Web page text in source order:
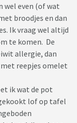
wel even (of wat
broodjes en dan
Ik vraag wel altijd
te komen. De
allergie, dan
reepjes omelet
ik wat de pot
lof op tafel